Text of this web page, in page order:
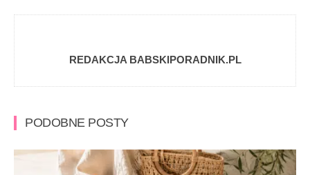
REDAKCJA BABSKIPORADNIK.PL
PODOBNE POSTY